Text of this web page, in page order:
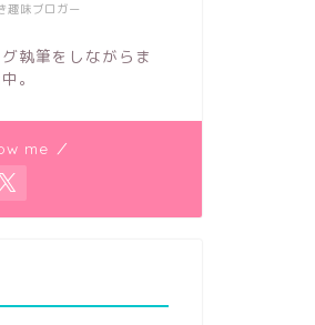
趣味ブロガー
執筆をしながらま
。
me ／